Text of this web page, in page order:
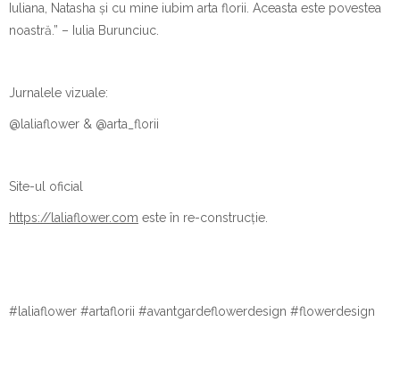
Iuliana, Natasha și cu mine iubim arta florii. Aceasta este povestea
noastră.” – Iulia Burunciuc.
Jurnalele vizuale:
@laliaflower & @arta_florii
Site-ul oficial
https://laliaflower.com este în re-construcție.
#laliaflower #artaflorii #avantgardeflowerdesign #flowerdesign